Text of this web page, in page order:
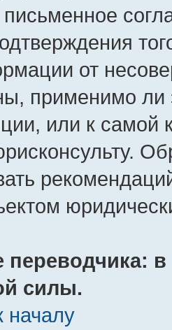
письменное
от
применимо ли
или к самой
переводчика:
силы.
началу